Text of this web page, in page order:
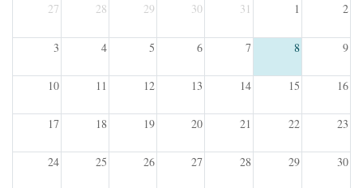
27 28 29 30 31 1 2
3 4 5 6 7 8 9
10 11 12 13 14 15 16
17 18 19 20 21 22 23
24 25 26 27 28 29 30